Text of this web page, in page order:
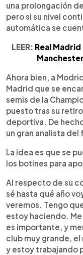
una prolongación
pero si su nivel
automática se
LEER: Real
Ahora bien, a
Madrid que se
semis de la
puesto tras su
deportiva. De
un gran analista
La idea es que se
los botines para
Al respecto de su
sé hasta qué año
veremos. Tengo
estoy haciendo.
es importante, y
club muy grande,
y estoy trabajando